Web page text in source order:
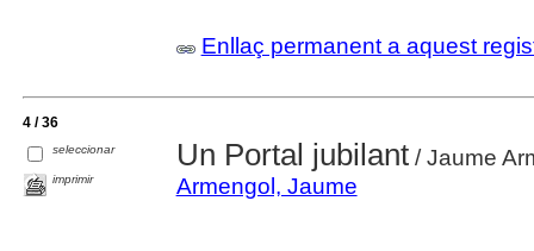
Enllaç permanent a aquest
4 / 36
seleccionar
imprimir
Un Portal jubilant/ Jaume
Armengol, Jaume